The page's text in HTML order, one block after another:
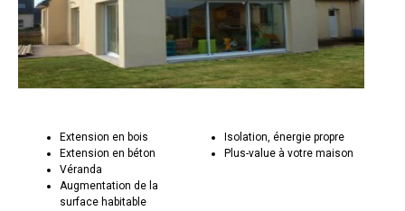
Extension en bois
Extension en béton
Véranda
Augmentation de la
surface habitable
Isolation, énergie propre
Plus-value à votre maison